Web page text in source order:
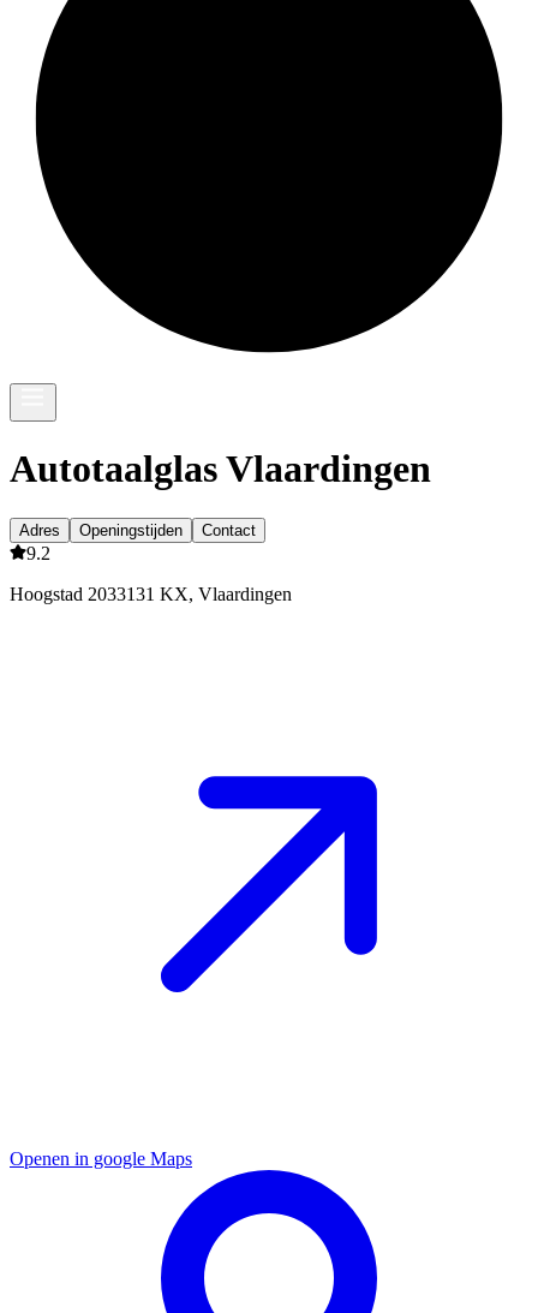
Autotaalglas Vlaardingen
Adres Openingstijden Contact
9.2
Hoogstad 2033131 KX, Vlaardingen
Openen in google Maps